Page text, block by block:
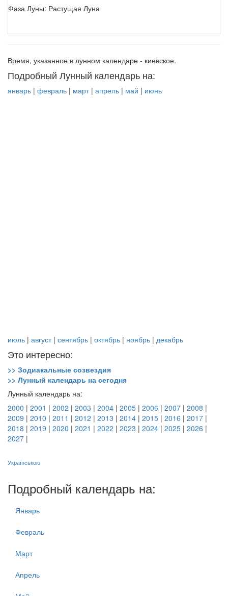
Фаза Луны: Растущая Луна
Время, указанное в лунном календаре - киевское.
Подробный Лунный календарь на:
январь | февраль | март| апрель | май | июнь
июль | август| сентябрь | октябрь | ноябрь | декабрь
Это интересно:
>> Зодиакальные созвездия
>> Лунный календарь на сегодня
Лунный календарь на:
2000 | 2001 | 2002 | 2003 | 2004 | 2005 | 2006 | 2007 | 2008 |
2009 | 2010 | 2011 | 2012 | 2013 | 2014 | 2015 | 2016 | 2017 |
2018 | 2019 | 2020 | 2021 | 2022 | 2023 | 2024 | 2025 | 2026 |
2027 |
Українською
Подробный календарь на:
Январь
Февраль
Март
Апрель